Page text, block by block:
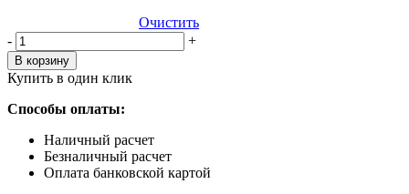
Очистить
Количество,
шт
- +
В корзину
Купить в один клик
Способы оплаты:
Наличный расчет
Безналичный расчет
Оплата банковской картой